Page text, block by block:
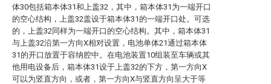
体30包括箱本体31和上盖32，其中，箱本体31为一端开口
的空心结构，上盖32盖设于箱本体31的一端开口处。可选
的，上盖32同样为一端开口的空心结构。其中，箱本体31
与上盖32沿第一方向X相对设置，电池单体21通过箱本体
31的开口放置于容纳腔中。在电池装置10组装至车辆或其
他用电设备后，箱本体31设于上盖32的下方，第一方向X
可以为竖直方向，或者，第一方向X与竖直方向呈大于等